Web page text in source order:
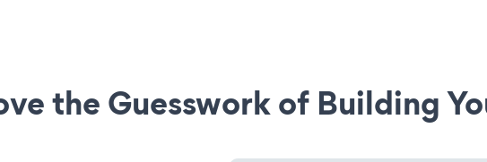
the Guesswork of Building